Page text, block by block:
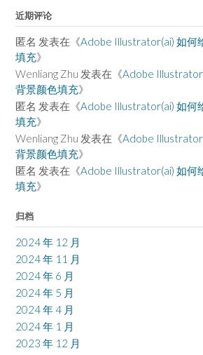
近期评论
匿名 发表在《Adobe Illustrator(ai) 如何
填充》
Wenliang Zhu 发表在《Adobe
背景颜色填充》
匿名 发表在《Adobe Illustrator(ai) 如何
填充》
Wenliang Zhu 发表在《Adobe
背景颜色填充》
匿名 发表在《Adobe Illustrator(ai) 如何
填充》
归档
2024 年 12 月
2024 年 11 月
2024 年 6 月
2024 年 5 月
2024 年 4 月
2024 年 1 月
2023 年 12 月